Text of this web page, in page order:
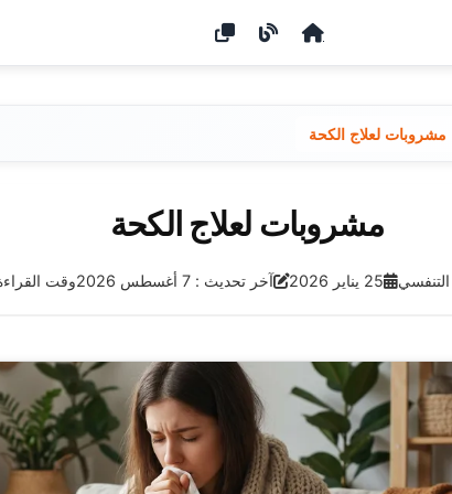
مشروبات لعلاج الكحة
مشروبات لعلاج الكحة
تاريخ النشر:
25 يناير 2026 آخر تحديث:
آخر تحديث : 7 أغسطس 2026 وقت القراءة: 4